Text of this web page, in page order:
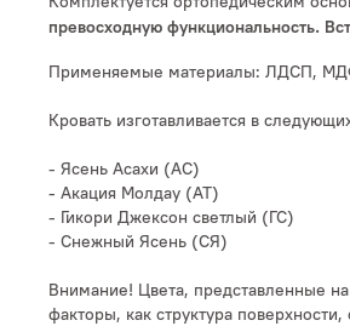
превосходную функциональность.
Применяемые материалы: ЛДСП,
Кровать изготавливается в
- Ясень Асахи (АС)
- Акация Молдау (АТ)
- Гикори Джексон светлый (ГС)
- Снежный Ясень (СЯ)
Внимание! Цвета, представленные
факторы, как структура